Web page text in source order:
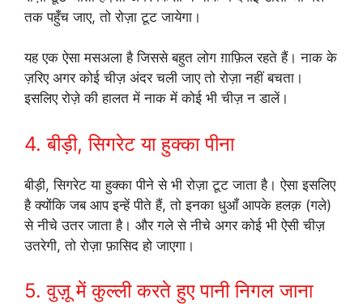
तक पहुँच जाए, तो रोज़ा टूट जायेगा।
यह एक ऐसा मसअला है जिससे बहुत लोग ग़ाफ़िल रहते हैं। नाक के
ज़रिए अगर कोई चीज़ अंदर चली जाए तो रोज़ा नहीं बचता।
इसलिए रोज़े की हालत में नाक में कोई भी चीज़ न डालें।
4. बीड़ी, सिगरेट या हुक्का पीना
बीड़ी, सिगरेट या हुक्का पीने से भी रोज़ा टूट जाता है। ऐसा इसलिए
है क्योंकि जब आप इन्हें पीते हैं, तो इनका धुआँ आपके हलक़ (गले)
से नीचे उतर जाता है। और गले से नीचे अगर कोई भी ऐसी चीज़
उतरेगी, तो रोज़ा फ़ासिद हो जाएगा।
5. वुज़ू में कुल्ली करते हुए पानी निगल जाना